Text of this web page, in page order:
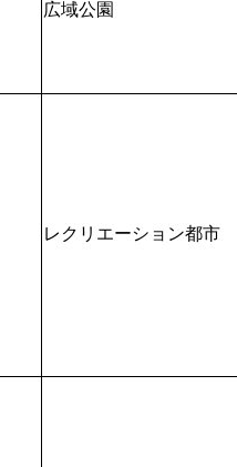
広域公園
レクリエーション都市